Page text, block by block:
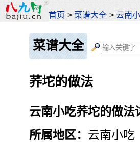
首页 > 菜谱大全 >云南
菜谱大全
荞坨的做法
云南小吃荞坨的做法
所属地区： 云南小吃